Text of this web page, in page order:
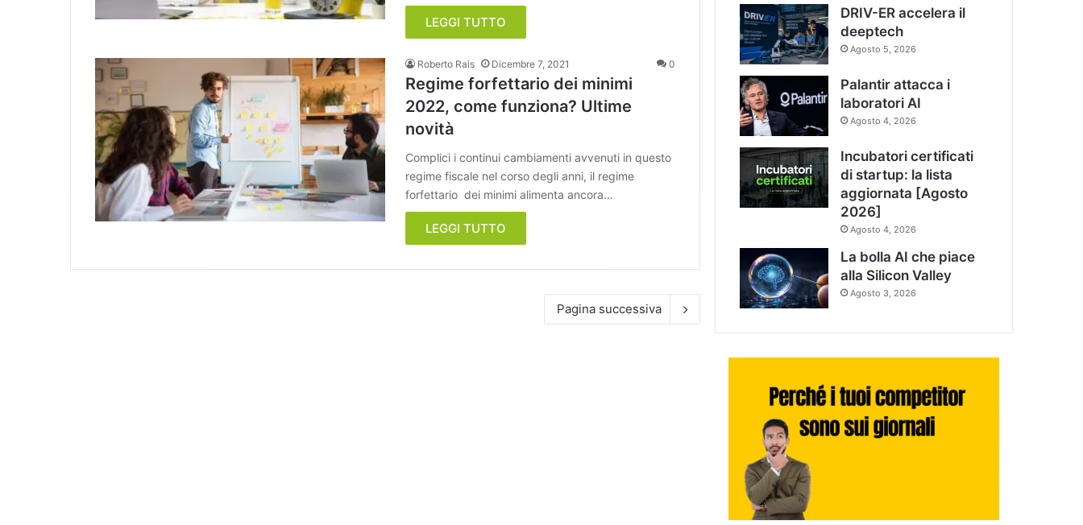
LEGGI TUTTO
Roberto Rais Dicembre 7, 2021 0
Regime forfettario dei minimi
2022, come funziona? Ultime
novità
Complici i continui cambiamenti avvenuti in questo
regime fiscale nel corso degli anni, il regime
forfettario dei minimi alimenta ancora…
LEGGI TUTTO
Pagina successiva
DRIV-ER accelera il
deeptech
Agosto 5, 2026
Palantir attacca i
laboratori AI
Agosto 4, 2026
Incubatori certificati
di startup: la lista
aggiornata [Agosto
2026]
Agosto 4, 2026
La bolla AI che piace
alla Silicon Valley
Agosto 3, 2026